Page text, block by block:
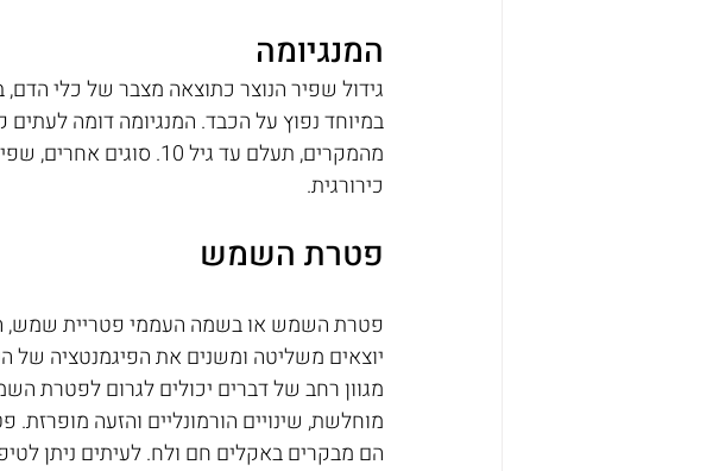
המנגיומה
גידול שפיר הנוצר כתוצאה מצבר של כלי
במיוחד נפוץ על הכבד. המנגיומה דומה
מהמקרים, תעלם עד גיל
כירורגית.
פטרת השמש
פטרת השמש או בשמה העממי פטריית שמש,
יוצאים משליטה ומשנים את הפיגמנטציה של
מגוון רחב של דברים יכולים לגרום לפטרת
מוחלשת, שינויים הורמונליים והזעה
הם מבקרים באקלים חם ולח. לעיתים ניתן